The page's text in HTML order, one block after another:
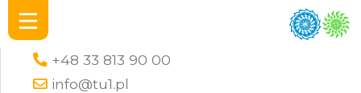
+48 33 813 90 00
info@tu1.pl